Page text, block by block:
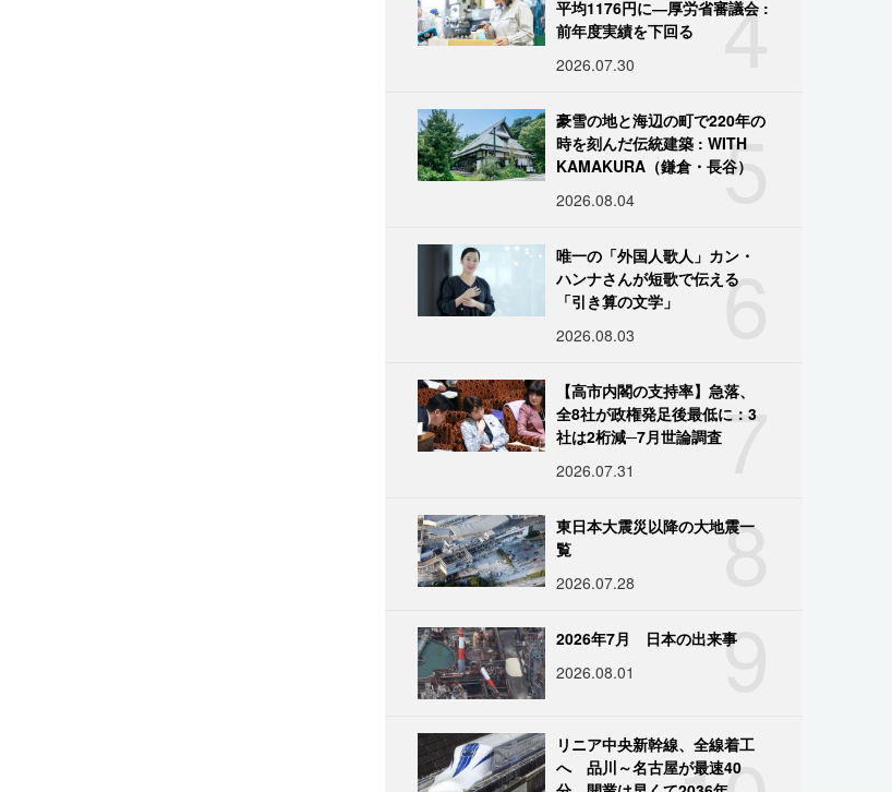
4
平均1176円に―厚労省審議会 :
前年度実績を下回る
2026.07.30
5
豪雪の地と海辺の町で220年の
時を刻んだ伝統建築 : WITH
KAMAKURA（鎌倉・長谷）
2026.08.04
6
唯一の「外国人歌人」カン・
ハンナさんが短歌で伝える
「引き算の文学」
2026.08.03
7
【高市内閣の支持率】急落、
全8社が政権発足後最低に：3
社は2桁減─7月世論調査
2026.07.31
8
東日本大震災以降の大地震一
覧
2026.07.28
9
2026年7月 日本の出来事
2026.08.01
リニア中央新幹線、全線着工
へ 品川～名古屋が最速40